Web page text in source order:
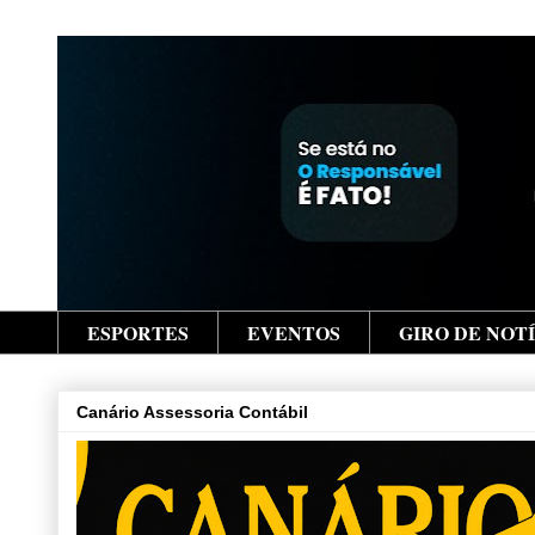
ESPORTES EVENTOS GIRO DE
Canário Assessoria Contábil